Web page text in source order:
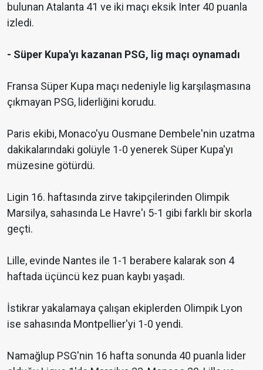
bulunan Atalanta 41 ve iki maçı eksik Inter 40 puanla
izledi.
- Süper Kupa'yı kazanan PSG, lig maçı oynamadı
Fransa Süper Kupa maçı nedeniyle lig karşılaşmasına
çıkmayan PSG, liderliğini korudu.
Paris ekibi, Monaco'yu Ousmane Dembele'nin uzatma
dakikalarındaki golüyle 1-0 yenerek Süper Kupa'yı
müzesine götürdü.
Ligin 16. haftasında zirve takipçilerinden Olimpik
Marsilya, sahasında Le Havre'ı 5-1 gibi farklı bir skorla
geçti.
Lille, evinde Nantes ile 1-1 berabere kalarak son 4
haftada üçüncü kez puan kaybı yaşadı.
İstikrar yakalamaya çalışan ekiplerden Olimpik Lyon
ise sahasında Montpellier'yi 1-0 yendi.
Namağlup PSG'nin 16 hafta sonunda 40 puanla lider